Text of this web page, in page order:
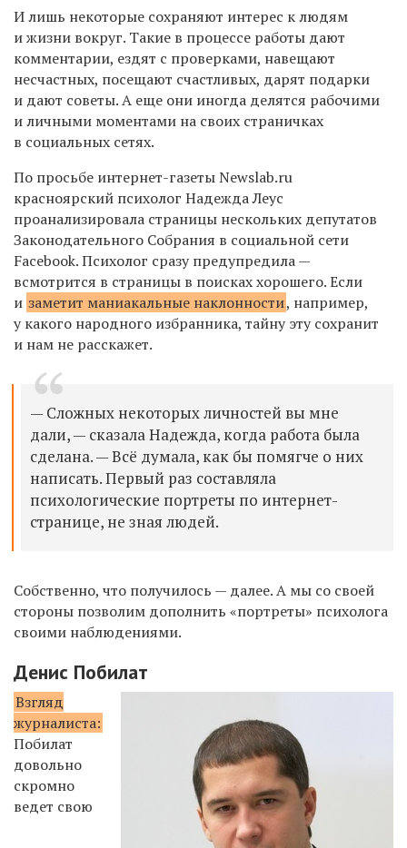
И лишь некоторые сохраняют интерес к людям
и жизни вокруг. Такие в процессе работы дают
комментарии, ездят с проверками, навещают
несчастных, посещают счастливых, дарят подарки
и дают советы. А еще они иногда делятся рабочими
и личными моментами на своих страничках
в социальных сетях.
По просьбе интернет-газеты Newslab.ru
красноярский психолог Надежда Леус
проанализировала страницы нескольких депутатов
Законодательного Собрания в социальной сети
Facebook. Психолог сразу предупредила —
всмотрится в страницы в поисках хорошего. Если
и заметит маниакальные наклонности, например,
у какого народного избранника, тайну эту сохранит
и нам не расскажет.
— Сложных некоторых личностей вы мне
дали, — сказала Надежда, когда работа была
сделана. — Всё думала, как бы помягче о них
написать. Первый раз составляла
психологические портреты по интернет-
странице, не зная людей.
Собственно, что получилось — далее. А мы со своей
стороны позволим дополнить «портреты» психолога
своими наблюдениями.
Денис Побилат
Взгляд
журналиста:
Побилат
довольно
скромно
ведет свою